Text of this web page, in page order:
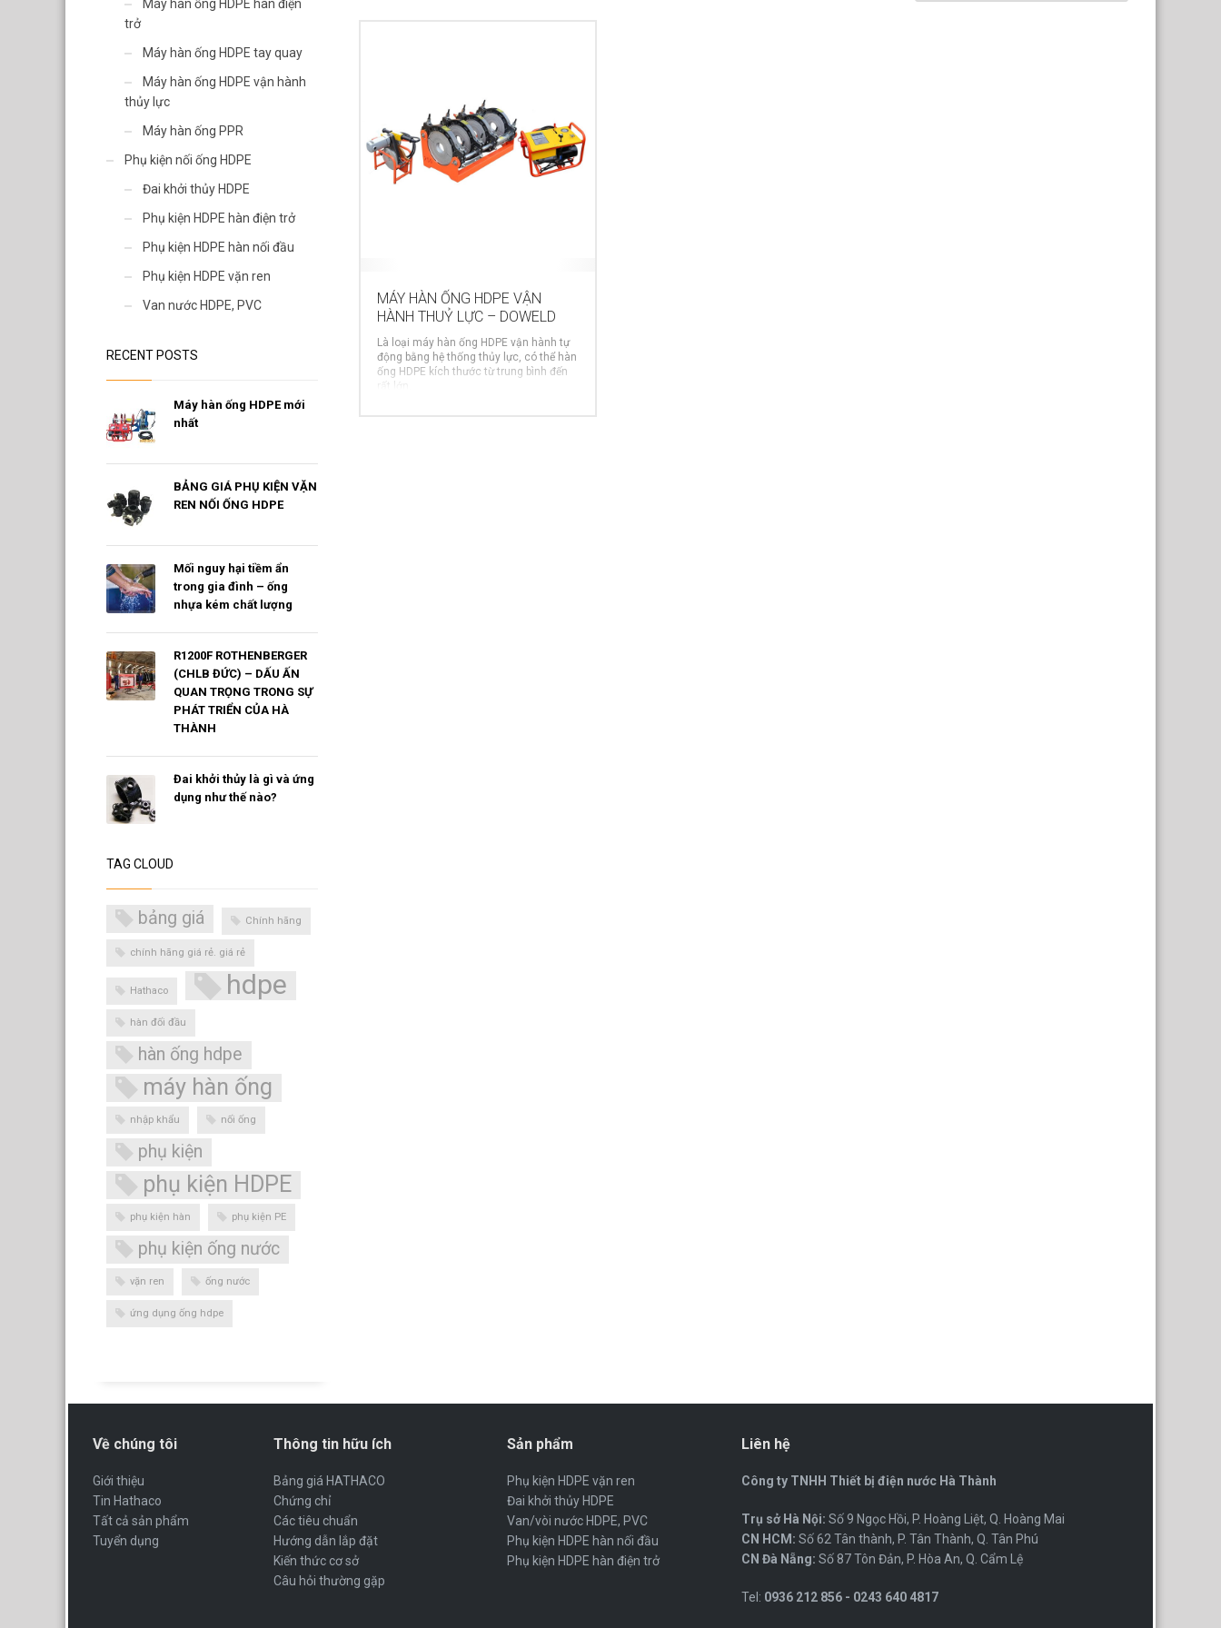
MÁY HÀN ỐNG HDPE VẬN
HÀNH THUỶ LỰC – DOWELD
Là loại máy hàn ống HDPE vận hành tự
động bằng hệ thống thủy lực, có thể hàn
ống HDPE kích thước từ trung bình đến
Máy hàn ống HDPE hàn điện
trở
Máy hàn ống HDPE tay quay
Máy hàn ống HDPE vận hành
thủy lực
Máy hàn ống PPR
Phụ kiện nối ống HDPE
Đai khởi thủy HDPE
Phụ kiện HDPE hàn điện trở
Phụ kiện HDPE hàn nối đầu
Phụ kiện HDPE vặn ren
Van nước HDPE, PVC
RECENT POSTS
Máy hàn ống HDPE mới
nhất
BẢNG GIÁ PHỤ KIỆN VẶN
REN NỐI ỐNG HDPE
Mối nguy hại tiềm ẩn
trong gia đình – ống
nhựa kém chất lượng
R1200F ROTHENBERGER
(CHLB ĐỨC) – DẤU ẤN
QUAN TRỌNG TRONG SỰ
PHÁT TRIỂN CỦA HÀ
THÀNH
Đai khởi thủy là gì và ứng
dụng như thế nào?
TAG CLOUD
bảng giá Chính hãng
chính hãng giá rẻ. giá rẻ
Hathaco hdpe
hàn đối đầu
hàn ống hdpe
máy hàn ống
nhập khẩu nối ống
phụ kiện
phụ kiện HDPE
phụ kiện hàn phụ kiện PE
phụ kiện ống nước
vặn ren ống nước
ứng dụng ống hdpe
Về chúng tôi
Giới thiệu
Tin Hathaco
Tất cả sản phẩm
Tuyển dụng
Thông tin hữu ích
Bảng giá HATHACO
Chứng chỉ
Các tiêu chuẩn
Hướng dẫn lắp đặt
Kiến thức cơ sở
Câu hỏi thường gặp
Sản phẩm
Phụ kiện HDPE vặn ren
Đai khởi thủy HDPE
Van/vòi nước HDPE, PVC
Phụ kiện HDPE hàn nối đầu
Phụ kiện HDPE hàn điện trở
Liên hệ
Công ty TNHH Thiết bị điện nước Hà Thành
Trụ sở Hà Nội: Số 9 Ngọc Hồi, P. Hoàng Liệt, Q. Hoàng Mai
CN HCM: Số 62 Tân thành, P. Tân Thành, Q. Tân Phú
CN Đà Nẵng: Số 87 Tôn Đản, P. Hòa An, Q. Cẩm Lệ
Tel: 0936 212 856 - 0243 640 4817